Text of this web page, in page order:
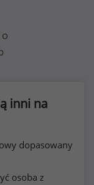
inni na
dopasowany
osoba z